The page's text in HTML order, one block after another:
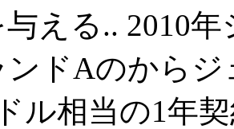
える.. 2010
ンドAのから
ル相当の1年